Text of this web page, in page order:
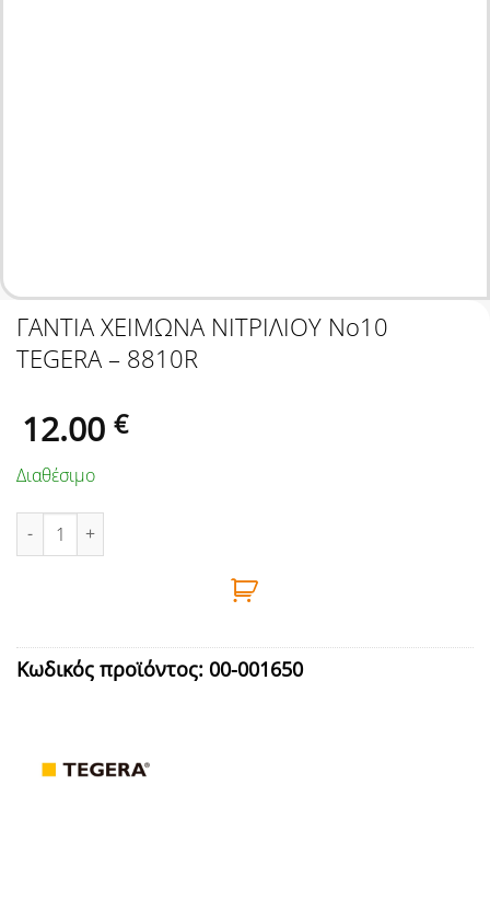
ΓΑΝΤΙΑ ΧΕΙΜΩΝΑ ΝΙΤΡΙΛΙΟΥ Νο10
TEGERA – 8810R
12.00 €
Διαθέσιμο
ΓΑΝΤΙΑ ΧΕΙΜΩΝΑ ΝΙΤΡΙΛΙΟΥ Νο10 TEGERA - 8810R ποσότητα
Κωδικός προϊόντος: 00-001650